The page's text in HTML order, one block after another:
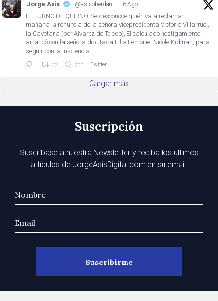
Jorge Asis @asisoberdan · 6 Ago
EL TURNO DE QUIRNO. Se desconoce quién va a reclamar
mañana la renuncia de la señora vicepresidenta Victoria Villarruel,
la Cayetana (por Álvarez de Toledo), El calculado hostigamiento
arrancó con la señora diputada Lilia Lemoine, Nicole Kidman, para
seguir con la insolencia
27 250 Twitter
Cargar más
Suscripción
Suscríbase a nuestra Newsletter y reciba los últimos
artículos de JorgeAsisDigital.com en su email.